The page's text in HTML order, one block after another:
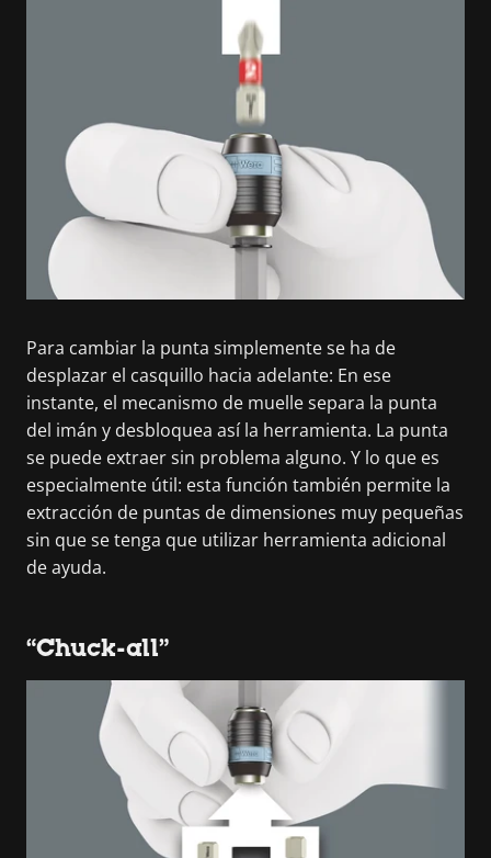
Para cambiar la punta simplemente se ha de
desplazar el casquillo hacia adelante: En ese
instante, el mecanismo de muelle separa la punta
del imán y desbloquea así la herramienta. La punta
se puede extraer sin problema alguno. Y lo que es
especialmente útil: esta función también permite la
extracción de puntas de dimensiones muy pequeñas
sin que se tenga que utilizar herramienta adicional
de ayuda.
“Chuck-all”